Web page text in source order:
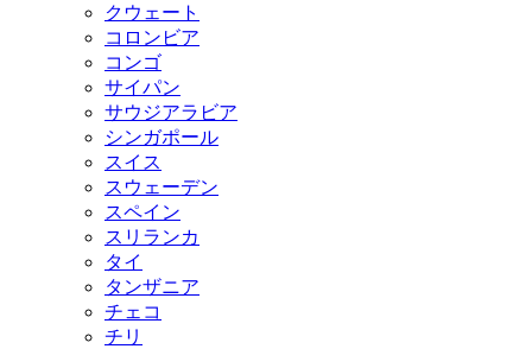
クウェート
コロンビア
コンゴ
サイパン
サウジアラビア
シンガポール
スイス
スウェーデン
スペイン
スリランカ
タイ
タンザニア
チェコ
チリ